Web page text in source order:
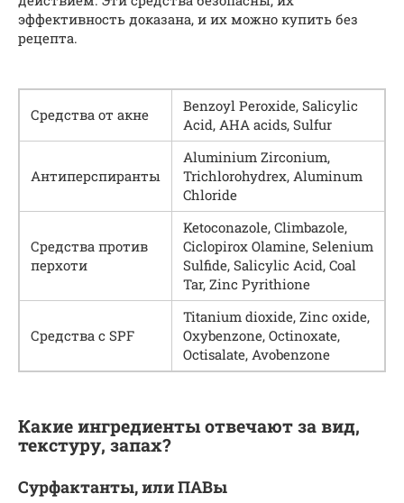
эффективность доказана, и их можно купить без
рецепта.
Средства от акне
Ben­zoyl Per­ox­ide, Sal­i­cylic
Acid, AHA acids, Sulfur
Антиперспиранты
Alu­mini­um Zir­co­ni­um,
Trichloro­hy­drex, Alu­minum
Chloride
Средства против
перхоти
Keto­cona­zole, Climbazole,
Ciclopirox Olamine, Sele­ni­um
Sul­fide, Sal­i­cylic Acid, Coal
Tar, Zinc Pyrithione
Средства с SPF
Tita­ni­um diox­ide, Zinc oxide,
Oxy­ben­zone, Octi­nox­ate,
Octi­salate, Avobenzone
Какие ингредиенты отвечают за вид,
текстуру, запах?
Сурфактанты, или ПАВы